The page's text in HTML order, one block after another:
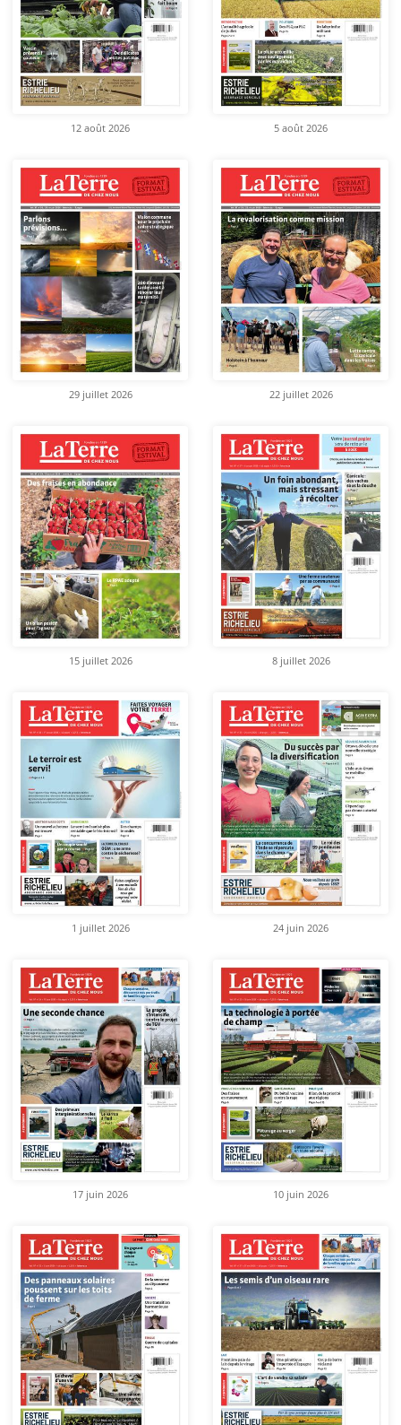
12 août 2026 5 août 2026
29 juillet 2026 22 juillet 2026
15 juillet 2026 8 juillet 2026
1 juillet 2026 24 juin 2026
17 juin 2026 10 juin 2026